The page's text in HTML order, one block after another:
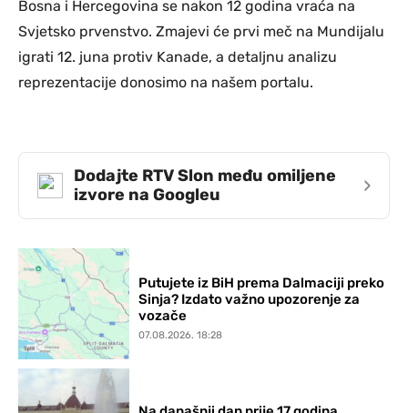
Bosna i Hercegovina se nakon 12 godina vraća na
Svjetsko prvenstvo. Zmajevi će prvi meč na Mundijalu
igrati 12. juna protiv Kanade, a detaljnu analizu
reprezentacije donosimo na našem portalu.
Dodajte RTV Slon među omiljene
izvore na Googleu
›
Putujete iz BiH prema Dalmaciji preko
Sinja? Izdato važno upozorenje za
vozače
07.08.2026. 18:28